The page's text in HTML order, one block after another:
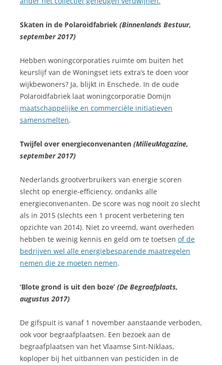
Skaten in de Polaroidfabriek (Binnenlands Bestuur,
september 2017)
Hebben woningcorporaties ruimte om buiten het
keurslijf van de Woningset iets extra’s te doen voor
wijkbewoners? Ja, blijkt in Enschede. In de oude
Polaroidfabriek laat woningcorporatie Domijn
maatschappelijke en commerciële initiatieven
samensmelten.
Twijfel over energieconvenanten (MilieuMagazine,
september 2017)
Nederlands grootverbruikers van energie scoren
slecht op energie-efficiency, ondanks alle
energieconvenanten. De score was nog nooit zo slecht
als in 2015 (slechts een 1 procent verbetering ten
opzichte van 2014). Niet zo vreemd, want overheden
hebben te weinig kennis en geld om te toetsen of de
bedrijven wel alle energiebesparende maatregelen
nemen die ze moeten nemen.
‘Blote grond is uit den boze’ (De Begraafplaats,
augustus 2017)
De gifspuit is vanaf 1 november aanstaande verboden,
ook voor begraafplaatsen. Een bezoek aan de
begraafplaatsen van het Vlaamse Sint-Niklaas,
koploper bij het uitbannen van pesticiden in de